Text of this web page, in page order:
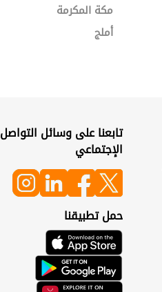
مكة المكرمة
أملج
تابعنا على وسائل التواصل
الإجتماعي
حمل تطبيقنا